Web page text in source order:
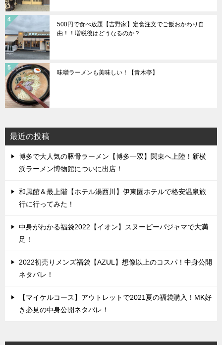
500円で食べ放題【吉野家】定食注文でご飯おかわり自
由！！増税後はどうなるのか？
味噌ラーメンも美味しい！【青木亭】
最近の投稿
博多で大人気の豚骨ラーメン【博多一双】関東へ上陸！新横
浜ラーメン博物館についに出店！
和風館＆最上階【ホテル湯西川】伊東園ホテルで格安温泉旅
行に行ってみた！
中身がわかる福袋2022【イオン】スヌーピーパジャマで大満
足！
2022初売りメンズ福袋【AZUL】想像以上のコスパ！中身公開
ネタバレ！
【マイケルコース】アウトレットで2021夏の福袋購入！MK好
き必見の中身公開ネタバレ！